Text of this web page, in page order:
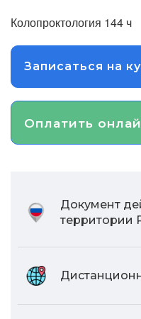
Колопроктология 144 ч
Записаться на
Оплатить
Документ
территории